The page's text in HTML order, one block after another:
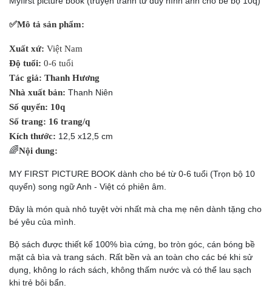
✅Mô tả sản phẩm:
Xuất xứ: Việt Nam
Độ tuổi: 0-6 tuổi
Tác giả: Thanh Hương
Nhà xuất bản: Thanh Niên
Số quyển: 10q
Số trang: 16 trang/q
Kích thước: 12,5 x12,5 cm
🌈Nội dung:
MY FIRST PICTURE BOOK dành cho bé từ 0-6 tuổi (Trọn bộ 10
quyển) song ngữ Anh - Việt có phiên âm.
Đây là món quà nhỏ tuyệt vời nhất mà cha mẹ nên dành tặng cho
bé yêu của mình.
Bộ sách được thiết kế 100% bìa cứng, bo tròn góc, cán bóng bề
mặt cả bìa và trang sách. Rất bền và an toàn cho các bé khi sử
dụng, không lo rách sách, không thấm nước và có thể lau sạch
khi trẻ bôi bẩn.